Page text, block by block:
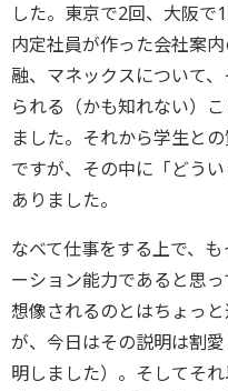
した。東京で2回、大阪で
内定社員が作った会社案
融、マネックスについて
られる（かも知れない）
ました。それから学生と
ですが、その中に「どう
ありました。
なべて仕事をする上で、
ーション能力であると思
想像されるのとはちょっ
が、今日はその説明は割
明しました）。そしてそ